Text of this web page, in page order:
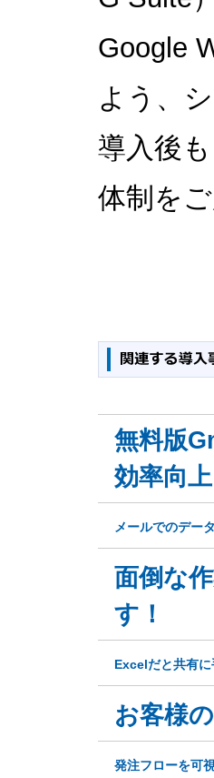
Google
よう、
導入後
体制を
無料版
効率向
メールでのデー
面倒な
す！
Excelだと共有
お客様
発注フローを可